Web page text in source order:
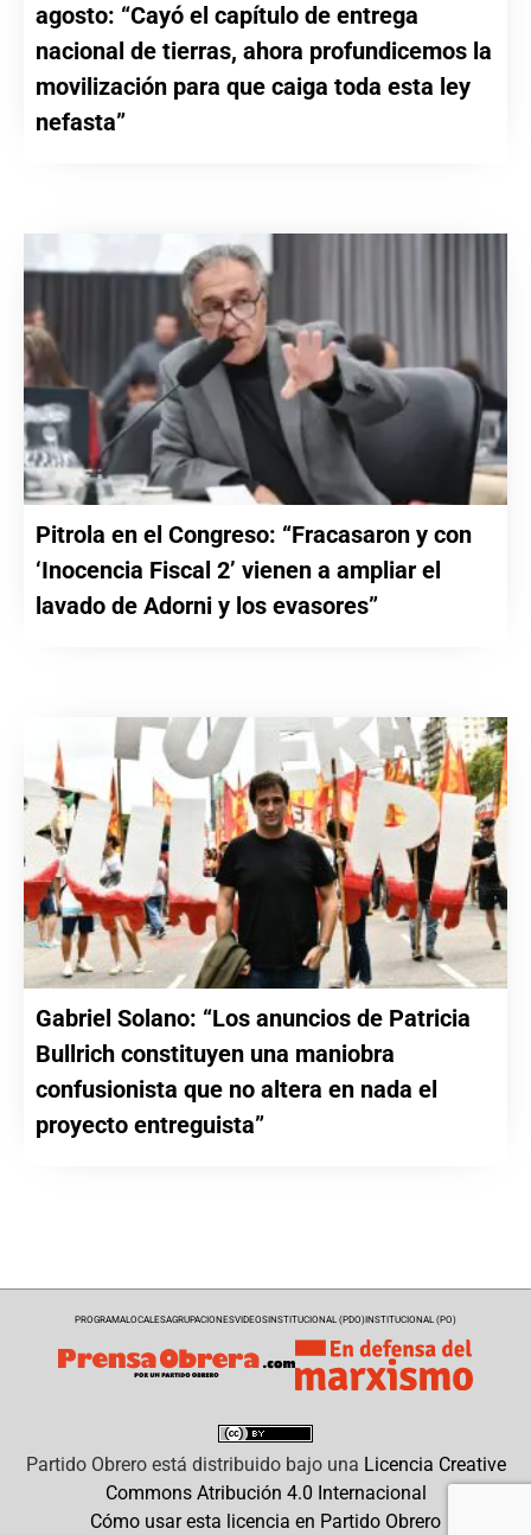
agosto: “Cayó el capítulo de entrega
nacional de tierras, ahora profundicemos la
movilización para que caiga toda esta ley
nefasta”
Pitrola en el Congreso: “Fracasaron y con
‘Inocencia Fiscal 2’ vienen a ampliar el
lavado de Adorni y los evasores”
Gabriel Solano: “Los anuncios de Patricia
Bullrich constituyen una maniobra
confusionista que no altera en nada el
proyecto entreguista”
PROGRAMALOCALESAGRUPACIONESVIDEOSINSTITUCIONAL (PDO)INSTITUCIONAL (PO)
Partido Obreroestá distribuido bajo una Licencia Creative
Commons Atribución 4.0 Internacional
Cómo usar esta licencia en Partido Obrero